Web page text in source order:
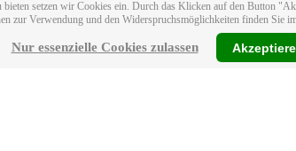
setzen wir Cookies ein. Durch das Klicken auf den Button
zur Verwendung und den Widerspruchsmöglichkeiten finden Sie
Nur essenzielle Cookies zulassen